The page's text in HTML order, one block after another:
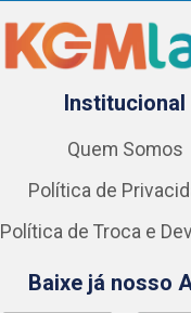
Institucional
Quem Somos
Política de
Política de Troca e
Baixe já nosso